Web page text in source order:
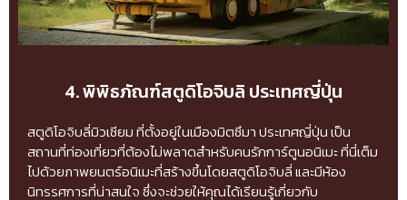
4. พิพิธภัณฑ์สตูดิโอจิบลิ ประเทศญี่ปุ่น
สตูดิโอจิบลี่มิวเซียม ที่ตั้งอยู่ในเมืองมิตซึมา ประเทศญี่ปุ่น เป็น
สถานที่ท่องเที่ยวที่ต้องไม่พลาดสำหรับคนรักการ์ตูนอนิเมะ ที่นี่เต็ม
ไปด้วยภาพยนตร์อนิเมะที่สร้างขึ้นโดยสตูดิโอจิบลี่ และมีห้อง
นิทรรศการที่น่าสนใจ ซึ่งจะช่วยให้คุณได้เรียนรู้เกี่ยวกับ